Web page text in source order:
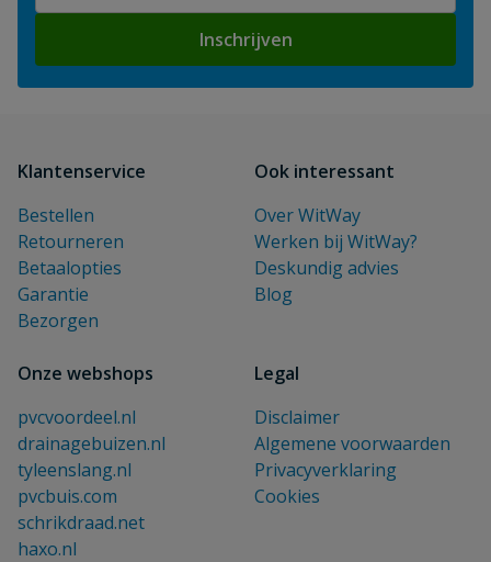
Inschrijven
Klantenservice
Bestellen
Retourneren
Betaalopties
Garantie
Bezorgen
Ook interessant
Over WitWay
Werken bij WitWay?
Deskundig advies
Blog
Onze webshops
pvcvoordeel.nl
drainagebuizen.nl
tyleenslang.nl
pvcbuis.com
schrikdraad.net
haxo.nl
Legal
Disclaimer
Algemene voorwaarden
Privacyverklaring
Cookies